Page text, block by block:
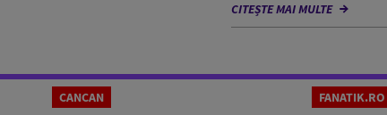
CITEȘTE MAI MULTE
CANCAN FANATIK.RO